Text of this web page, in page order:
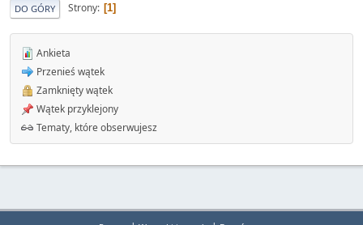
DO GÓRY Strony 1
Ankieta
Przenieś wątek
Zamknięty wątek
Wątek przyklejony
Tematy, które obserwujesz